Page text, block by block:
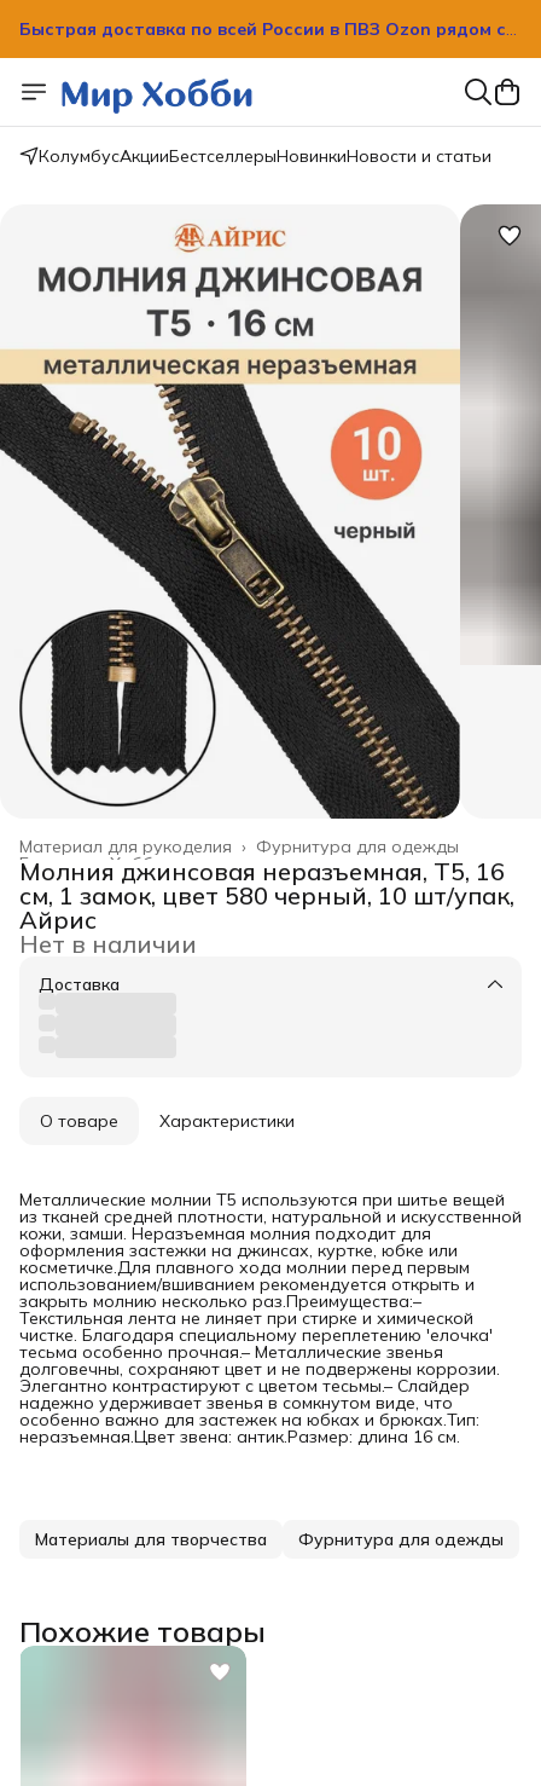
Быстрая доставка по всей России в ПВЗ Ozon рядом с
вашим домом!
Быстрая доставка по всей России в ПВЗ Ozon рядом с
вашим домом!
КолумбусАкцииБестселлерыНовинкиНовости и статьи
Фурнитура для одежды
Материал для рукоделия ›
Хобби и творчество
Главная ›
Молния джинсовая неразъемная, Т5, 16
см, 1 замок, цвет 580 черный, 10 шт/упак,
Айрис
Нет в наличии
Доставка
О товаре Характеристики
Металлические молнии T5 используются при шитье вещей
из тканей средней плотности, натуральной и искусственной
кожи, замши. Неразъемная молния подходит для
оформления застежки на джинсах, куртке, юбке или
косметичке.Для плавного хода молнии перед первым
использованием/вшиванием рекомендуется открыть и
закрыть молнию несколько раз.Преимущества:–
Текстильная лента не линяет при стирке и химической
чистке. Благодаря специальному переплетению 'елочка'
тесьма особенно прочная.– Металлические звенья
долговечны, сохраняют цвет и не подвержены коррозии.
Элегантно контрастируют с цветом тесьмы.– Слайдер
надежно удерживает звенья в сомкнутом виде, что
особенно важно для застежек на юбках и брюках.Тип:
неразъемная.Цвет звена: антик.Размер: длина 16 см.
Материалы для творчества Фурнитура для одежды
Похожие товары